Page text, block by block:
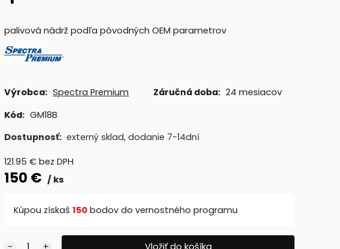
palivová nádrž podľa pôvodných OEM parametrov
Výrobca: Spectra Premium Záručná doba: 24 mesiacov
Kód: GM18B
Dostupnosť: externý sklad, dodanie 7-14dní
121.95 €bez DPH
150 € ks
Kúpou získaš150 bodov do vernostného programu